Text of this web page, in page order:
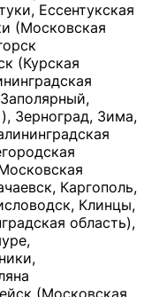
Ессентукская
(Московская
(Курская
Зерноград, Зима,
Каргополь,
Клинцы,
область),
(Московская